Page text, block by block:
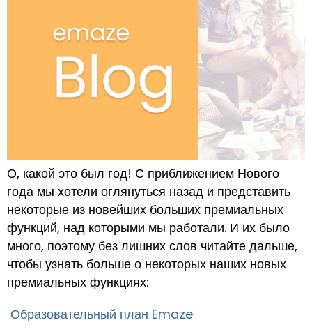
О, какой это был год! С приближением Нового
года мы хотели оглянуться назад и представить
некоторые из новейших больших премиальных
функций, над которыми мы работали. И их было
много, поэтому без лишних слов читайте дальше,
чтобы узнать больше о некоторых наших новых
премиальных функциях:
Образовательный план Emaze